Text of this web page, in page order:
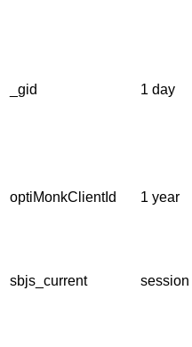
_gid 1 day
optiMonkClientId
1 year
sbjs_current session